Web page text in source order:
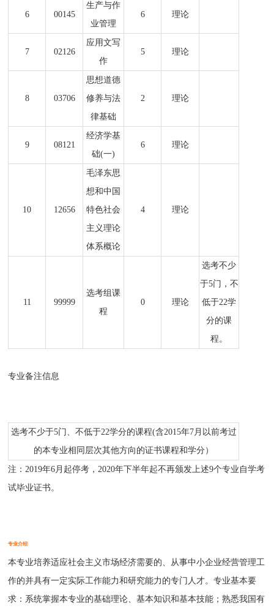
6 00145
生产与作
业管理
6 理论
7 02126
应用文写
作
5 理论
8 03706
思想道德
修养与法
律基础
2 理论
9 08121
经济学基
础(一)
6 理论
10 12656
毛泽东思
想和中国
特色社会
主义理论
体系概论
4 理论
11 99999
选考组课
程
0 理论
选考不少
于5门，不
低于22学
分的课
程。
专业备注信息
选考不少于5门、不低于22学分的课程(含2015年7月以前考过
的本专业相同层次其他方向的证书课程和学分）
注：2019年6月起停考，2020年下半年起不再颁发上述9个专业自学考
试毕业证书。
专业介绍
本专业培养适应社会主义市场经济需要的、从事中小企业经营管理工
作的并具有一定实际工作能力和研究能力的专门人才。专业基本要
求：系统掌握本专业的基础理论、基本知识和基本技能；熟悉我国有